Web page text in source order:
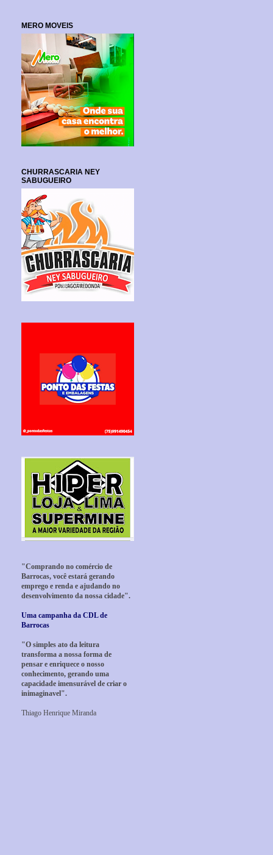
MERO MOVEIS
CHURRASCARIA NEY
SABUGUEIRO
"Comprando no comércio de
Barrocas, você estará gerando
emprego e renda e ajudando no
desenvolvimento da nossa cidade".
Uma campanha da CDL de
Barrocas
"O simples ato da leitura
transforma a nossa forma de
pensar e enriquece o nosso
conhecimento, gerando uma
capacidade imensurável de criar o
inimaginavel".
Thiago Henrique Miranda